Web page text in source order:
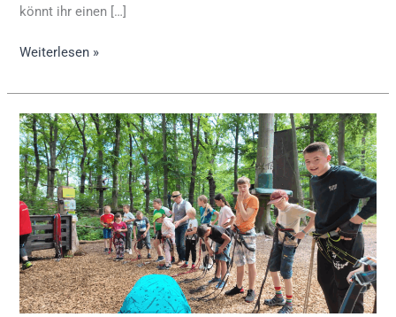
könnt ihr einen […]
Weiterlesen »
Ausflug
zum
Kletterpark
in
Blankenburg